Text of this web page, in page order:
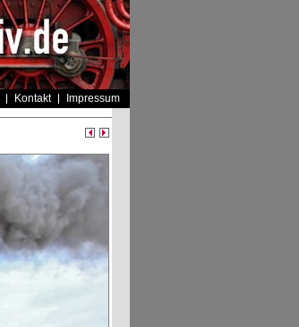
Kontakt Impressum